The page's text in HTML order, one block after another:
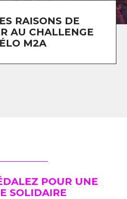
RAISONS DE
AU CHALLENGE
M2A
POUR UNE
SOLIDAIRE